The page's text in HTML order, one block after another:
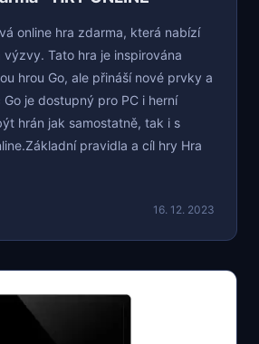
online hra zdarma, která nabízí
Tato hra je inspirována
hrou Go, ale přináší nové prvky a
je dostupný pro PC i herní
hrán jak samostatně, tak i s
pravidla a cíl hry Hra
16. 12. 2023